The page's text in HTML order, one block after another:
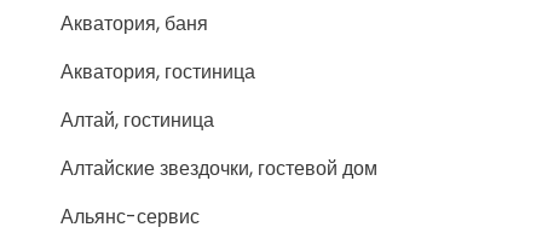
Акватория, баня
Акватория, гостиница
Алтай, гостиница
Алтайские звездочки, гостевой дом
Альянс-сервис